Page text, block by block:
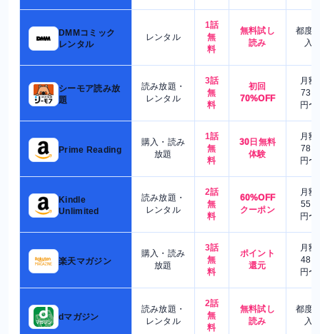
DMMコミック
レンタル
レンタル
1話
無
料
無料試し
読み
都度
入
シーモア読み放
題
読み放題・
レンタル
3話
無
料
初回
70%OFF
月額
730
円〜
Prime Reading
購入・読み
放題
1話
無
料
30日無料
体験
月額
780
円〜
Kindle
Unlimited
読み放題・
レンタル
2話
無
料
60%OFF
クーポン
月額
550
円〜
楽天マガジン
購入・読み
放題
3話
無
料
ポイント
還元
月額
480
円〜
dマガジン
読み放題・
レンタル
2話
無
料
無料試し
読み
都度
入